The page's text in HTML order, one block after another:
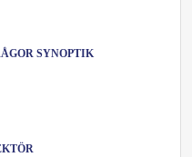
SYNOPTIK